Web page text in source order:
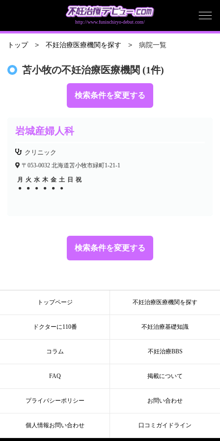
http://www.funinchiryo-debut.com/
トップ 不妊治療医療機関を探す 病院一覧
検索条件を変更する
苫小牧の不妊治療医療機関 (1件)
検索条件を変更する
岩城産婦人科
クリニック
〒053-0032 北海道苫小牧市緑町1-21-1
月 火 水 木 金 土 日 祝
●
● ● ● ● ●
● ● ● ●
トップページ 不妊治療医療機関を探す
ドクターに110番 不妊治療基礎知識
コラム 不妊治療BBS
FAQ 掲載について
プライバシーポリシー お問い合わせ
個人情報お問い合わせ 口コミガイドライン